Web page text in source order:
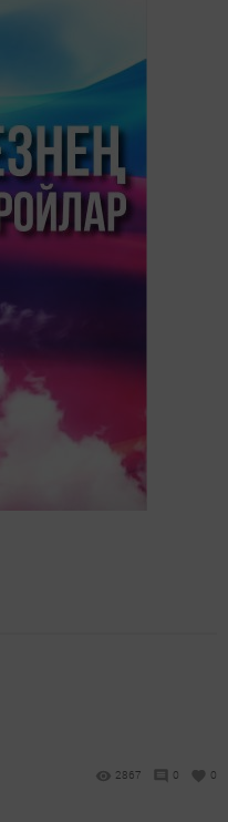
2867 0 0